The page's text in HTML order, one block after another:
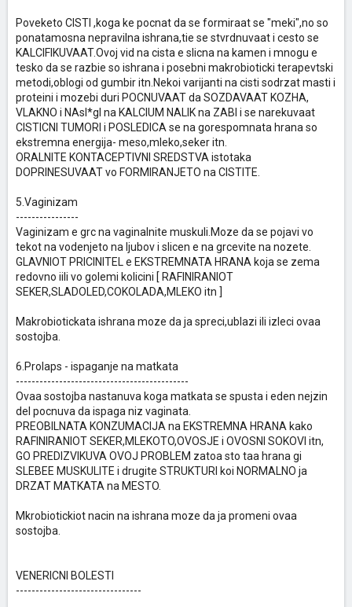
Poveketo CISTI ,koga ke pocnat da se formiraat se "meki",no so
ponatamosna nepravilna ishrana,tie se stvrdnuvaat i cesto se
KALCIFIKUVAAT.Ovoj vid na cista e slicna na kamen i mnogu e
tesko da se razbie so ishrana i posebni makrobioticki terapevtski
metodi,oblogi od gumbir itn.Nekoi varijanti na cisti sodrzat masti i
proteini i mozebi duri POCNUVAAT da SOZDAVAAT KOZHA,
VLAKNO i NAsl*gI na KALCIUM NALIK na ZABI i se narekuvaat
CISTICNI TUMORI i POSLEDICA se na gorespomnata hrana so
ekstremna energija- meso,mleko,seker itn.
ORALNITE KONTACEPTIVNI SREDSTVA istotaka
DOPRINESUVAAT vo FORMIRANJETO na CISTITE.
5.Vaginizam
----------------
Vaginizam e grc na vaginalnite muskuli.Moze da se pojavi vo
tekot na vodenjeto na ljubov i slicen e na grcevite na nozete.
GLAVNIOT PRICINITEL e EKSTREMNATA HRANA koja se zema
redovno iili vo golemi kolicini [ RAFINIRANIOT
SEKER,SLADOLED,COKOLADA,MLEKO itn ]
Makrobiotickata ishrana moze da ja spreci,ublazi ili izleci ovaa
sostojba.
6.Prolaps - ispaganje na matkata
--------------------------------------------
Ovaa sostojba nastanuva koga matkata se spusta i eden nejzin
del pocnuva da ispaga niz vaginata.
PREOBILNATA KONZUMACIJA na EKSTREMNA HRANA kako
RAFINIRANIOT SEKER,MLEKOTO,OVOSJE i OVOSNI SOKOVI itn,
GO PREDIZVIKUVA OVOJ PROBLEM zatoa sto taa hrana gi
SLEBEE MUSKULITE i drugite STRUKTURI koi NORMALNO ja
DRZAT MATKATA na MESTO.
Mkrobiotickiot nacin na ishrana moze da ja promeni ovaa
sostojba.
VENERICNI BOLESTI
--------------------------------